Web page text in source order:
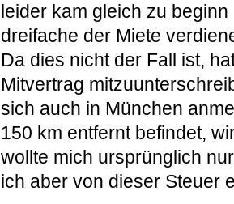
leider kam gleich zu
dreifache der Miete
Da dies nicht der Fall ist,
Mitvertrag
sich auch in München
150 km entfernt befindet,
wollte mich ursprünglich
ich aber von dieser Steuer